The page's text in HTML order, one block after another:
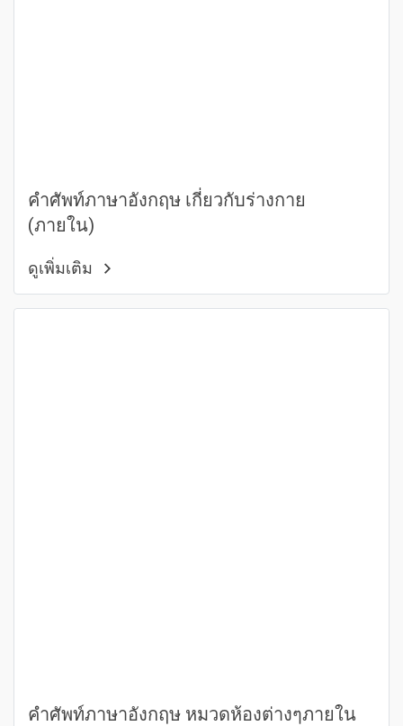
คำศัพท์ภาษาอังกฤษ เกี่ยวกับร่างกาย
(ภายใน)
ดูเพิ่มเติม
คำศัพท์ภาษาอังกฤษ หมวดห้องต่างๆภายใน